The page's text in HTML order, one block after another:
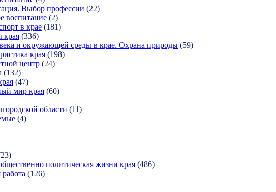
Выбор профессии (22)
воспитание (2)
в крае (181)
края (336)
и окружающей среды в крае. Охрана природы (59)
края (198)
центр (24)
(132)
(47)
мир края (60)
области (11)
(4)
политическая жизни края (486)
(126)